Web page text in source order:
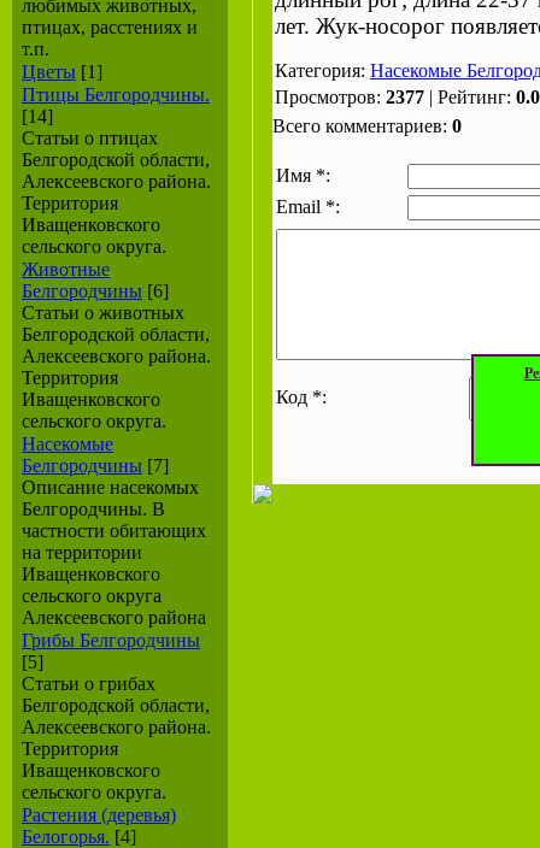
любимых животных,
птицах, расстениях и
т.п.
Цветы [1]
Птицы Белгородчины.
[14]
Статьи о птицах
Белгородской области,
Алексеевского района.
Территория
Иващенковского
сельского округа.
Животные
Белгородчины [6]
Статьи о животных
Белгородской области,
Алексеевского района.
Территория
Иващенковского
сельского округа.
Насекомые
Белгородчины [7]
Описание насекомых
Белгородчины. В
частности обитающих
на территории
Иващенковского
сельского округа
Алексеевского района
Грибы Белгородчины
[5]
Статьи о грибах
Белгородской области,
Алексеевского района.
Территория
Иващенковского
сельского округа.
Растения (деревья)
Белогорья. [4]
лет. Жук-носорог
Категория: Насекомые
Просмотров: 2377 | Рейтинг: 0.0
Всего комментариев: 0
Имя *:
Email *:
Код *: